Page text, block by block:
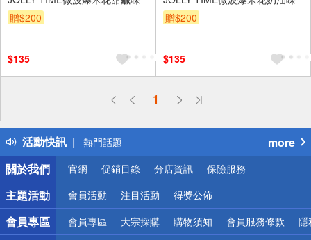
贈$200
$135
贈$200
$135
1
活動快訊
偏遠地區配送
得獎公告
熱門話題
銀行優惠
偏遠地區配送
詐騙網頁！請小心！
more
關於我們
官網 促銷目錄 分店資訊 保險服務
主題活動 會員活動 注目活動 得獎公佈
會員專區 會員專區 大宗採購 購物須知 會員服務條款 隱